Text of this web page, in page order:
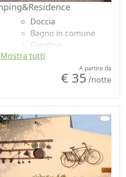
Doccia
Bagno in comune
Giardino
Vista giardino
Piscina privata
Accessibilità
Mostra tutti
A partire da
€ 35 /notte